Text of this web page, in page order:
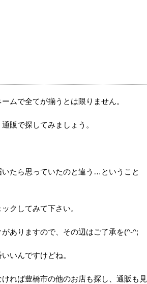
ムで全てが揃うとは限りません。
販で探してみましょう。
たら思っていたのと違う…ということ
クしてみて下さい。
ありますので、その辺はご了承を(^-^;
いんですけどね。
れば豊橋市の他のお店も探し、通販も見